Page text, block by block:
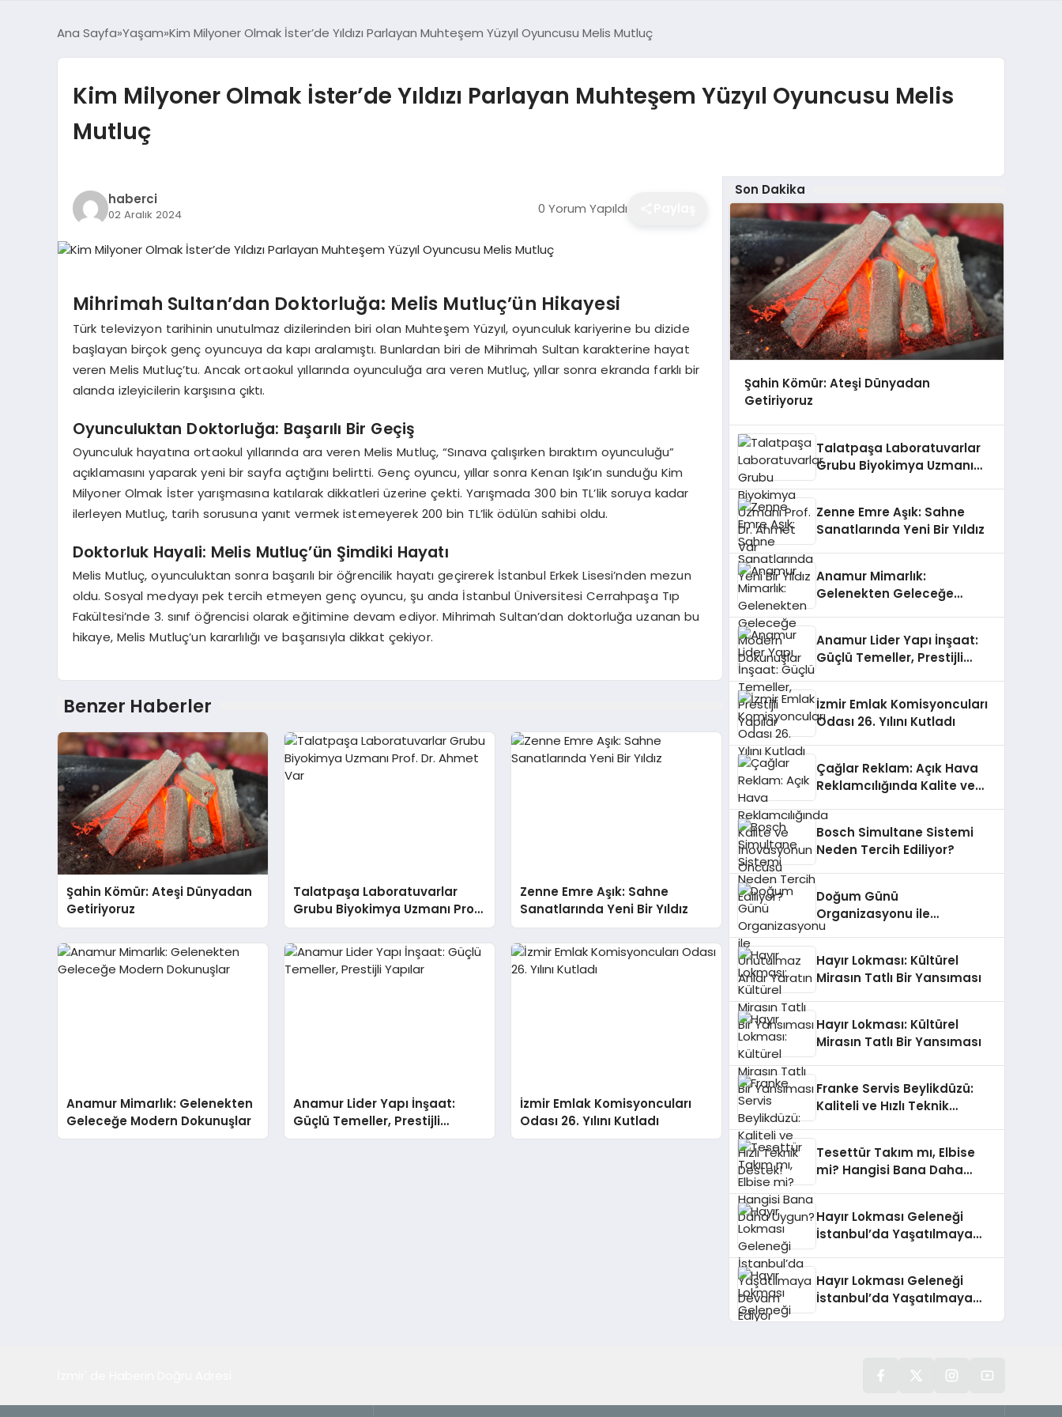
Ana Sayfa Yaşam Kim Milyoner Olmak İster’de Yıldızı Parlayan Muhteşem Yüzyıl Oyuncusu Melis Mutluç
Kim Milyoner Olmak İster’de Yıldızı Parlayan Muhteşem Yüzyıl Oyuncusu Melis
Mutluç
haberci
02 Aralık 2024 0 Yorum Yapıldı
Mihrimah Sultan’dan Doktorluğa: Melis Mutluç’ün Hikayesi
Türk televizyon tarihinin unutulmaz dizilerinden biri olan Muhteşem Yüzyıl, oyunculuk kariyerine bu dizide
başlayan birçok genç oyuncuya da kapı aralamıştı. Bunlardan biri de Mihrimah Sultan karakterine hayat
veren Melis Mutluç’tu. Ancak ortaokul yıllarında oyunculuğa ara veren Mutluç, yıllar sonra ekranda farklı bir
alanda izleyicilerin karşısına çıktı.
Oyunculuktan Doktorluğa: Başarılı Bir Geçiş
Oyunculuk hayatına ortaokul yıllarında ara veren Melis Mutluç, “Sınava çalışırken bıraktım oyunculuğu”
açıklamasını yaparak yeni bir sayfa açtığını belirtti. Genç oyuncu, yıllar sonra Kenan Işık’ın sunduğu Kim
Milyoner Olmak İster yarışmasına katılarak dikkatleri üzerine çekti. Yarışmada 300 bin TL’lik soruya kadar
ilerleyen Mutluç, tarih sorusuna yanıt vermek istemeyerek 200 bin TL’lik ödülün sahibi oldu.
Doktorluk Hayali: Melis Mutluç’ün Şimdiki Hayatı
Melis Mutluç, oyunculuktan sonra başarılı bir öğrencilik hayatı geçirerek İstanbul Erkek Lisesi’nden mezun
oldu. Sosyal medyayı pek tercih etmeyen genç oyuncu, şu anda İstanbul Üniversitesi Cerrahpaşa Tıp
Fakültesi’nde 3. sınıf öğrencisi olarak eğitimine devam ediyor. Mihrimah Sultan’dan doktorluğa uzanan bu
hikaye, Melis Mutluç’un kararlılığı ve başarısıyla dikkat çekiyor.
Benzer Haberler
Şahin Kömür: Ateşi Dünyadan
Getiriyoruz
Talatpaşa Laboratuvarlar
Grubu Biyokimya Uzmanı Prof.
Dr. Ahmet Var
Zenne Emre Aşık: Sahne
Sanatlarında Yeni Bir Yıldız
Anamur Mimarlık: Gelenekten
Geleceğe Modern Dokunuşlar
Anamur Lider Yapı İnşaat:
Güçlü Temeller, Prestijli
Yapılar
İzmir Emlak Komisyoncuları
Odası 26. Yılını Kutladı
Son Dakika
Şahin Kömür: Ateşi Dünyadan
Getiriyoruz
Talatpaşa Laboratuvarlar
Grubu Biyokimya Uzmanı
Zenne Emre Aşık: Sahne
Sanatlarında Yeni Bir Yıldız
Anamur Mimarlık:
Gelenekten Geleceğe
Anamur Lider Yapı İnşaat:
Güçlü Temeller, Prestijli
İzmir Emlak Komisyoncuları
Odası 26. Yılını Kutladı
Çağlar Reklam: Açık Hava
Reklamcılığında Kalite ve
Bosch Simultane Sistemi
Neden Tercih Ediliyor?
Doğum Günü
Organizasyonu ile
Unutulmaz Anlar Yaratın
Hayır Lokması: Kültürel
Mirasın Tatlı Bir Yansıması
Hayır Lokması: Kültürel
Mirasın Tatlı Bir Yansıması
Franke Servis Beylikdüzü:
Kaliteli ve Hızlı Teknik
Tesettür Takım mı, Elbise
mi? Hangisi Bana Daha
Hayır Lokması Geleneği
İstanbul’da Yaşatılmaya
Hayır Lokması Geleneği
İstanbul’da Yaşatılmaya